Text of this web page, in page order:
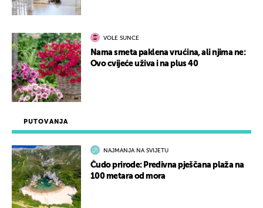
PUTOVANJA
NAJMANJA NA SVIJETU
Čudo prirode: Predivna pješčana plaža na
100 metara od mora
VOLE SUNCE
Nama smeta paklena vrućina, ali njima ne:
Ovo cvijeće uživa i na plus 40